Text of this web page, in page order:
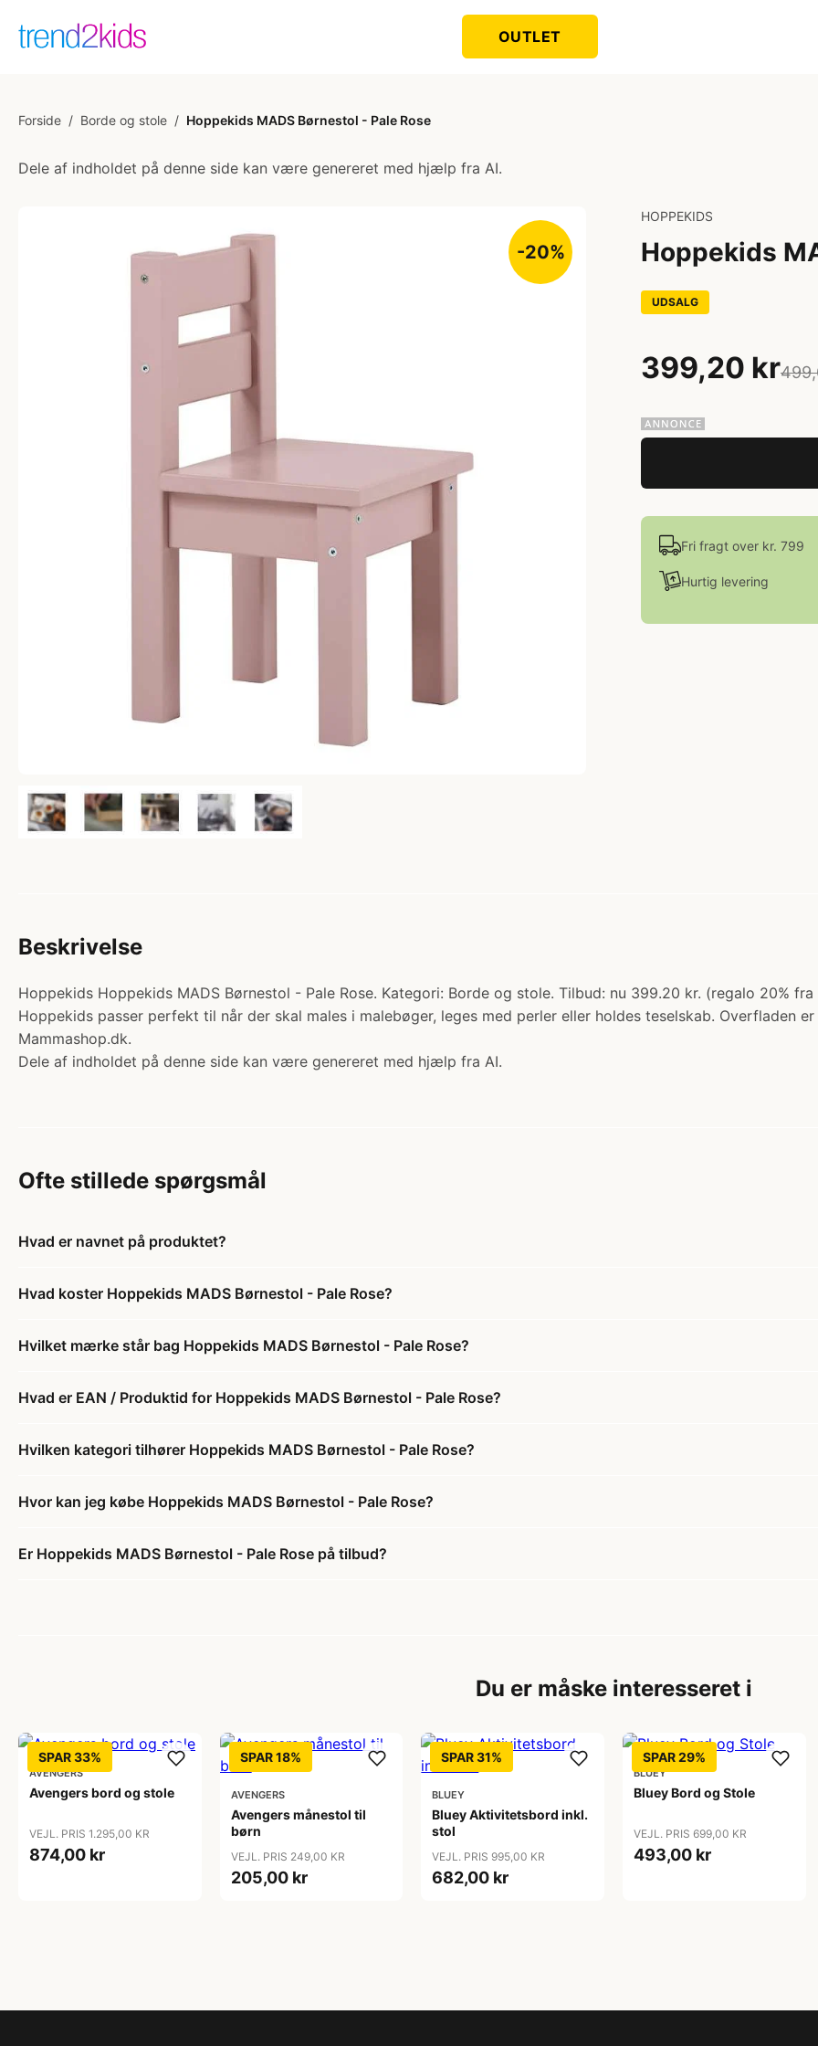
OUTLET
Forside / Borde og stole / Hoppekids MADS Børnestol - Pale Rose
Dele af indholdet på denne side kan være genereret med hjælp fra AI.
-20%
HOPPEKIDS
Hoppekids
UDSALG
399,20 kr
Fri fragt over kr. 799
Hurtig levering
Beskrivelse
Hoppekids Hoppekids MADS Børnestol - Pale Rose. Kategori: Borde og stole. Tilbud: nu 399.20 kr. (regalo 20%
Hoppekids passer perfekt til når der skal males i malebøger, leges med perler eller holdes teselskab. Overfladen
Mammashop.dk.
Dele af indholdet på denne side kan være genereret med hjælp fra AI.
Ofte stillede spørgsmål
Hvad er navnet på produktet?
Hvad koster Hoppekids MADS Børnestol - Pale Rose?
Hvilket mærke står bag Hoppekids MADS Børnestol - Pale Rose?
Hvad er EAN / Produktid for Hoppekids MADS Børnestol - Pale Rose?
Hvilken kategori tilhører Hoppekids MADS Børnestol - Pale Rose?
Hvor kan jeg købe Hoppekids MADS Børnestol - Pale Rose?
Er Hoppekids MADS Børnestol - Pale Rose på tilbud?
Du er måske interesseret i
SPAR 33%
AVENGERS
Avengers bord og stole
VEJL. PRIS 1.295,00 KR
874,00 kr
SPAR 18%
AVENGERS
Avengers månestol til
børn
VEJL. PRIS 249,00 KR
205,00 kr
SPAR 31%
BLUEY
Bluey Aktivitetsbord inkl.
stol
VEJL. PRIS 995,00 KR
682,00 kr
SPAR 29%
BLUEY
Bluey Bord og Stole
VEJL. PRIS 699,00 KR
493,00 kr